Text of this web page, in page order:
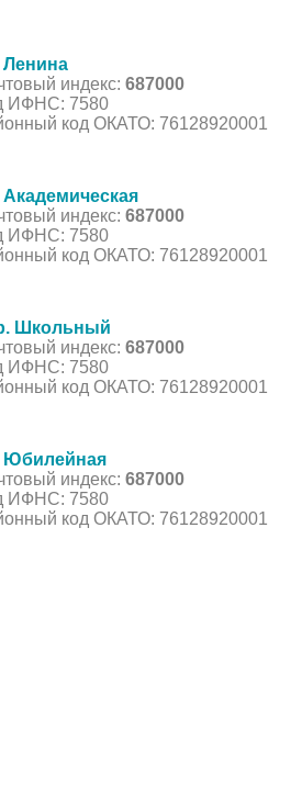
Ленина
индекс: 687000
ИФНС: 7580
код ОКАТО: 76128920001
Академическая
индекс: 687000
ИФНС: 7580
код ОКАТО: 76128920001
Школьный
индекс: 687000
ИФНС: 7580
код ОКАТО: 76128920001
Юбилейная
индекс: 687000
ИФНС: 7580
код ОКАТО: 76128920001